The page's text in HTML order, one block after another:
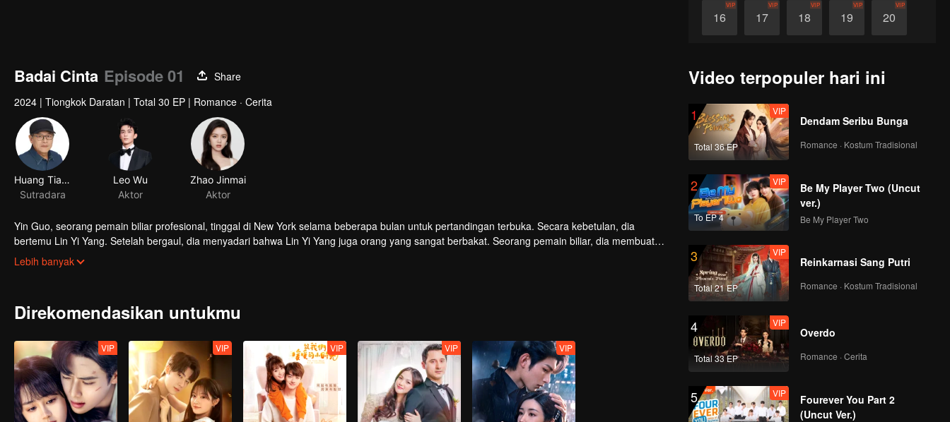
16
VIP
17
VIP
18
VIP
19
VIP
20
VIP
26 27
Badai Cinta Episode 01
Share
2024 | Tiongkok Daratan | Total 30 EP | Romance · Cerita
Huang Tianren
Sutradara
L‎eo Wu
Aktor
Zhao Jinmai
Aktor
Yin Guo, seorang pemain biliar profesional, tinggal di New York selama beberapa bulan untuk pertandingan terbuka. Secara kebetulan, dia
bertemu Lin Yi Yang. Setelah bergaul, dia menyadari bahwa Lin Yi Yang juga orang yang sangat berbakat. Seorang pemain biliar, dia membuat
kesalahan ketika dia masih muda dan sembrono. Dia menolak untuk menundukkan kepalanya, jadi dia meninggalkan biliar kesayangannya selama
lebih dari sepuluh tahun dan pergi ke luar negeri. Dia tidak pernah menyerah biliar. Lin Yi Yang jatuh cinta pada Yin Guo pada pandangan pertama.
Lebih banyak
Direkomendasikan untukmu
VIP VIP VIP VIP VIP
Video terpopuler hari ini
1
Total 36 EP
VIP
Dendam Seribu Bunga
Romance · Kostum Tradisional
2
To EP 4
VIP
Be My Player Two (Uncut
ver.)
Be My Player Two
3
Total 21 EP
VIP
Reinkarnasi Sang Putri
Romance · Kostum Tradisional
4
Total 33 EP
VIP
Overdo
Romance · Cerita
5 VIP
Fourever You Part 2
(Uncut Ver.)